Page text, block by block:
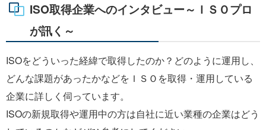
ISO取得企業へのインタビュー～ＩＳＯプロ
が訊く～
ISOをどういった経緯で取得したのか？どのように運用し、
どんな課題があったかなどをＩＳＯを取得・運用している
企業に詳しく伺っています。
ISOの新規取得や運用中の方は自社に近い業種の企業はどう